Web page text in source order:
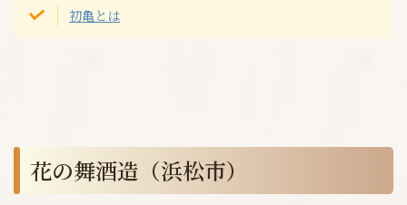
初亀とは
花の舞酒造（浜松市）